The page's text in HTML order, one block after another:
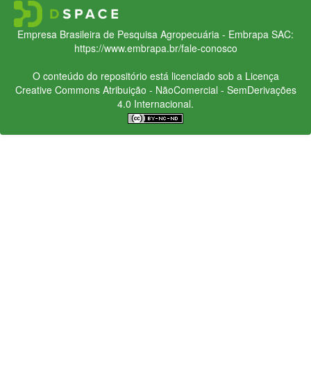
Empresa Brasileira de Pesquisa Agropecuária - Embrapa SAC:
https://www.embrapa.br/fale-conosco
O conteúdo do repositório está licenciado sob a Licença
Creative CommonsAtribuição - NãoComercial - SemDerivações
4.0 Internacional.